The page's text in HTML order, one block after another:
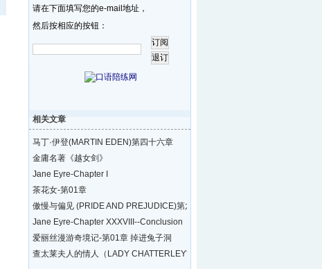
请在下面填写您的e-mail地址，
然后按相应的按钮：
相关文章
马丁·伊登(MARTIN EDEN)第四十六章
金庸名著《越女剑》
Jane Eyre-Chapter I
茶花女-第01章
傲慢与偏见 (PRIDE AND PREJUDICE)第六十一
Jane Eyre-Chapter XXXVIII--Conclusion
爱丽丝漫游奇境记-第01章 掉进兔子洞
查太莱夫人的情人（LADY CHATTERLEY'S LOVE